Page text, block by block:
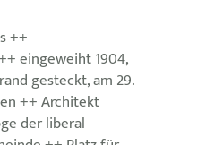
++
eingeweiht 1904,
gesteckt, am 29.
++ Architekt
der liberal